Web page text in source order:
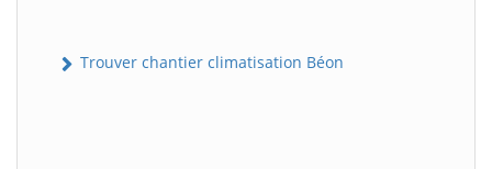
Trouver chantier climatisation Béon